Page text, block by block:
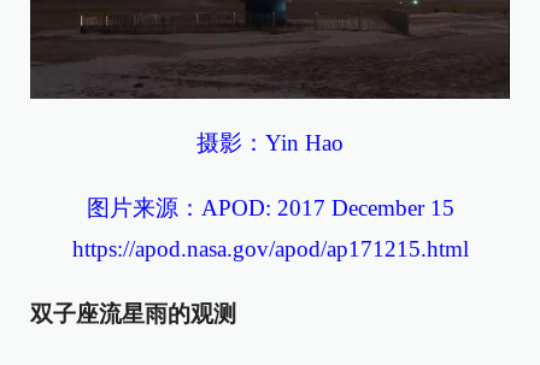
摄影：Yin Hao
图片来源：APOD: 2017 December 15
https://apod.nasa.gov/apod/ap171215.html
双子座流星雨的观测